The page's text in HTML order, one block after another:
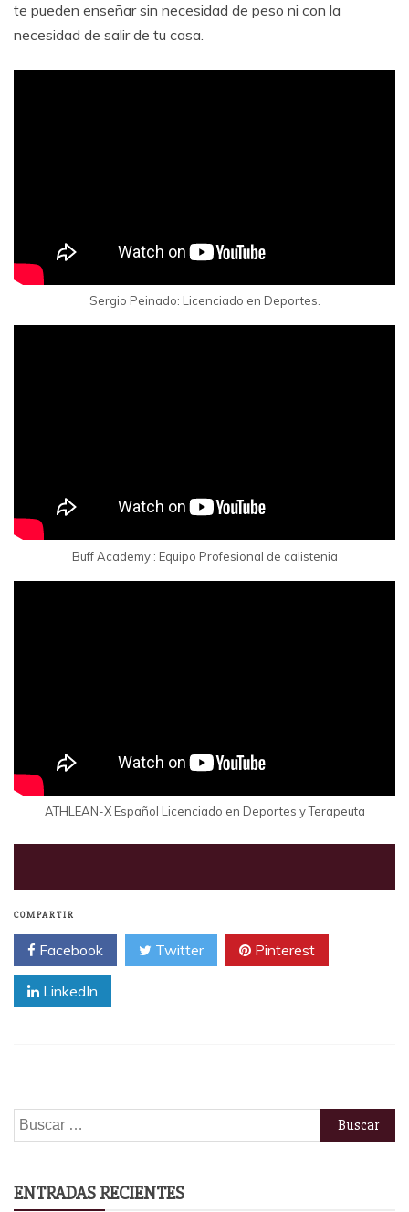
te pueden enseñar sin necesidad de peso ni con la
necesidad de salir de tu casa.
Sergio Peinado: Licenciado en Deportes.
Buff Academy : Equipo Profesional de calistenia
ATHLEAN-X Español Licenciado en Deportes y Terapeuta
COMPARTIR
Facebook Twitter Pinterest
LinkedIn
Buscar:
ENTRADAS RECIENTES